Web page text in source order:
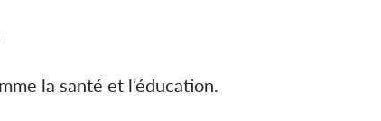
la santé et l’éducation.